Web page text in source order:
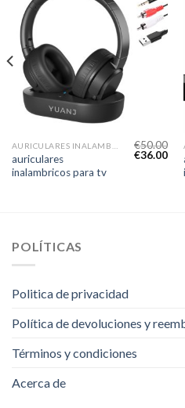
auriculares
inalambricos para tv
€50.00
€36.00
POLÍTICAS
Politica de privacidad
Política de devoluciones y
Términos y condiciones
Acerca de